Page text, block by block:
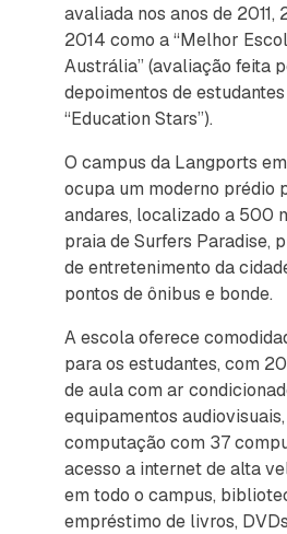
avaliada nos anos de 2011,
2014 como a “Melhor
Austrália” (avaliação feita
depoimentos de
“Education Stars”).
O campus da Langports
ocupa um moderno prédio
andares, localizado a 500
praia de Surfers Paradise,
de entretenimento da
pontos de ônibus e bonde.
A escola oferece
para os estudantes, com
de aula com ar
equipamentos
computação com 37
acesso a internet de alta
em todo o campus,
empréstimo de livros,